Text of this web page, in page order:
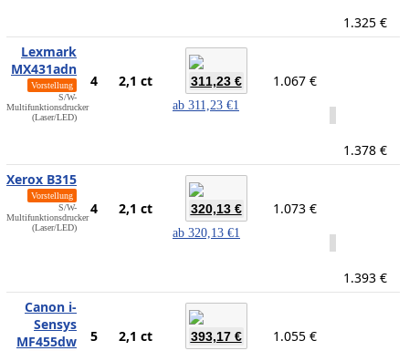
1.325 €
Lexmark
MX431adn
Vorstellung
S/W-
Multifunktionsdrucker
(Laser/LED)
4 2,1 ct 311,23 €
ab 311,23 €1
1.067 €
1.378 €
Xerox B315
Vorstellung
S/W-
Multifunktionsdrucker
(Laser/LED)
4 2,1 ct 320,13 €
ab 320,13 €1
1.073 €
1.393 €
Canon i-
Sensys
MF455dw
5 2,1 ct 393,17 € 1.055 €